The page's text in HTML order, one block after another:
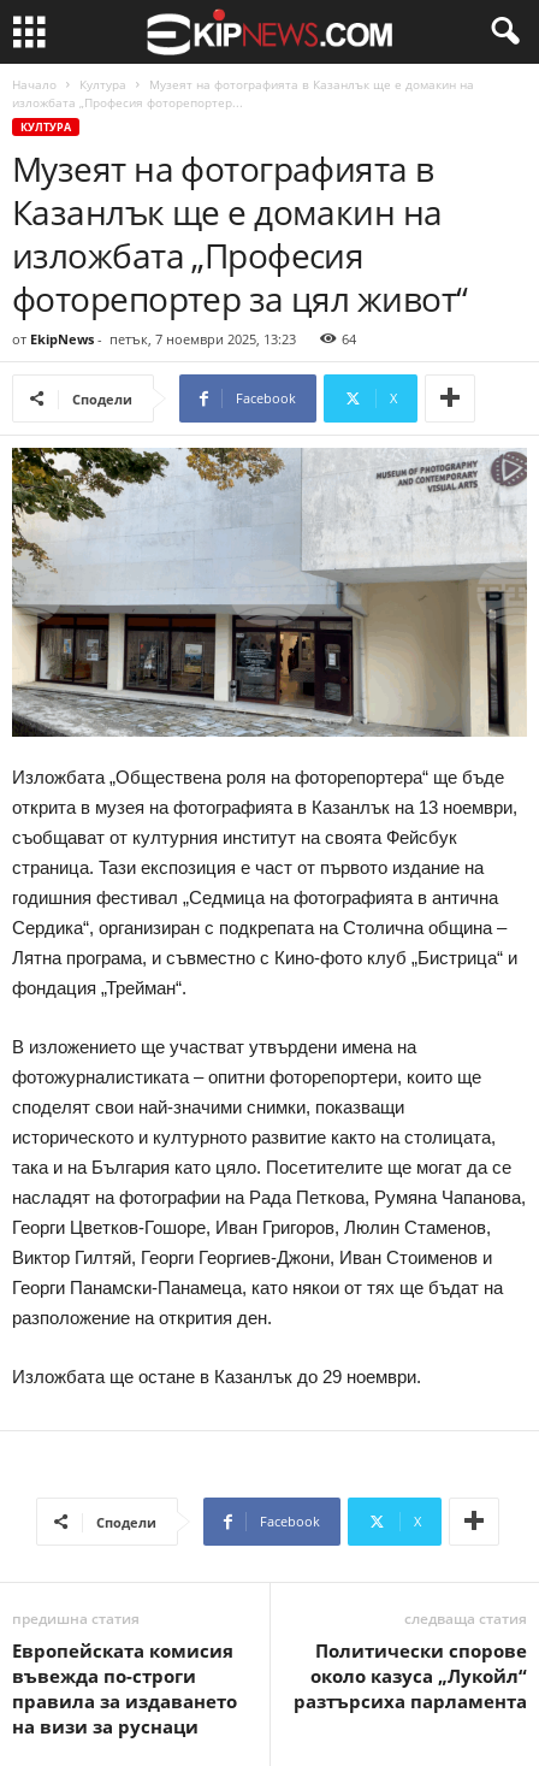
Начало Култура
Музеят на фотографията в Казанлък ще е домакин на
изложбата „Професия фоторепортер...
КУЛТУРА
Музеят на фотографията в
Казанлък ще е домакин на
изложбата „Професия
фоторепортер за цял живот“
от EkipNews - петък, 7 ноември 2025, 13:23 64
Сподели Facebook X
Изложбата „Обществена роля на фоторепортера“ ще бъде
открита в музея на фотографията в Казанлък на 13 ноември,
съобщават от културния институт на своята Фейсбук
страница. Тази експозиция е част от първото издание на
годишния фестивал „Седмица на фотографията в антична
Сердика“, организиран с подкрепата на Столична община –
Лятна програма, и съвместно с Кино-фото клуб „Бистрица“ и
фондация „Трейман“.
В изложението ще участват утвърдени имена на
фотожурналистиката – опитни фоторепортери, които ще
споделят свои най-значими снимки, показващи
историческото и културното развитие както на столицата,
така и на България като цяло. Посетителите ще могат да се
насладят на фотографии на Рада Петкова, Румяна Чапанова,
Георги Цветков-Гошоре, Иван Григоров, Люлин Стаменов,
Виктор Гилтяй, Георги Георгиев-Джони, Иван Стоименов и
Георги Панамски-Панамеца, като някои от тях ще бъдат на
разположение на открития ден.
Изложбата ще остане в Казанлък до 29 ноември.
Сподели Facebook X
предишна статия
Европейската комисия
въвежда по-строги
правила за издаването
на визи за руснаци
следваща статия
Политически спорове
около казуса „Лукойл“
разтърсиха парламента